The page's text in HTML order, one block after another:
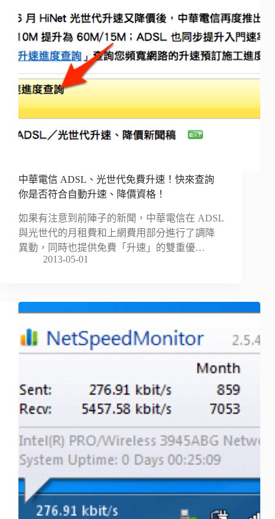
中華電信 ADSL、光世代免費升速！快來查詢
你是否符合自動升速、降價資格！
如果有注意到前陣子的新聞，中華電信在 ADSL
與光世代的月租費和上網費用部分進行了調降
異動，同時也提供免費「升速」的雙重優…
2013-05-01